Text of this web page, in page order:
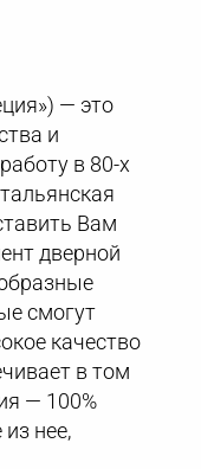
— это
и
в 80-х
Вам
дверной
смогут
качество
в том
— 100%
нее,